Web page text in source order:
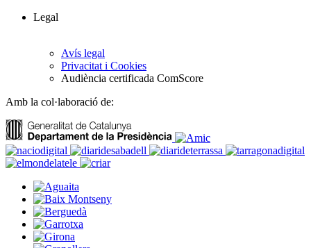
Legal
Avís legal
Privacitat i Cookies
Audiència certificada ComScore
Amb la col·laboració de: